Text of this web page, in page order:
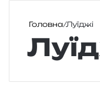
Головна/Луїджі